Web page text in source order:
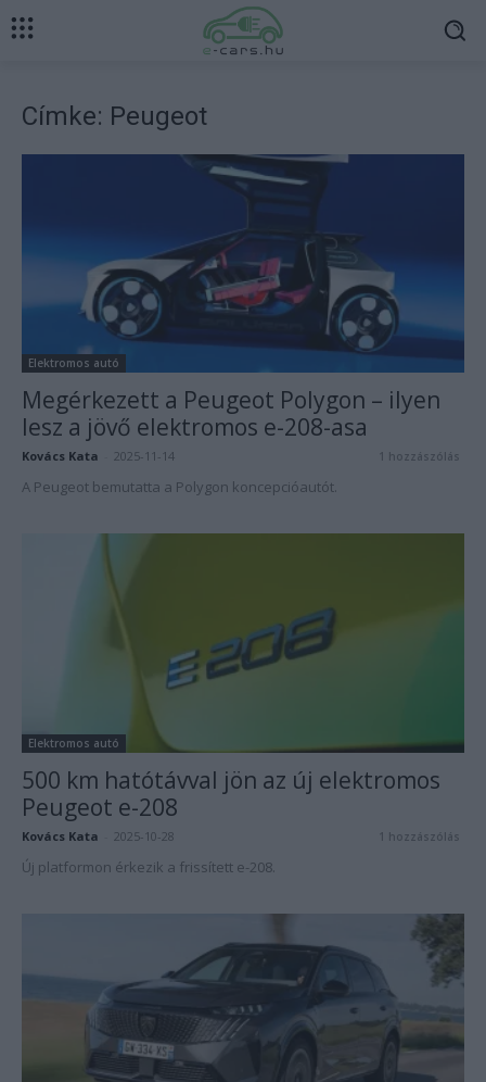
Címke: Peugeot
Elektromos autó
Megérkezett a Peugeot Polygon – ilyen
lesz a jövő elektromos e-208-asa
Kovács Kata 2025-11-14 1 hozzászólás
A Peugeot bemutatta a Polygon koncepcióautót.
Elektromos autó
500 km hatótávval jön az új elektromos
Peugeot e-208
Kovács Kata 2025-10-28 1 hozzászólás
Új platformon érkezik a frissített e-208.